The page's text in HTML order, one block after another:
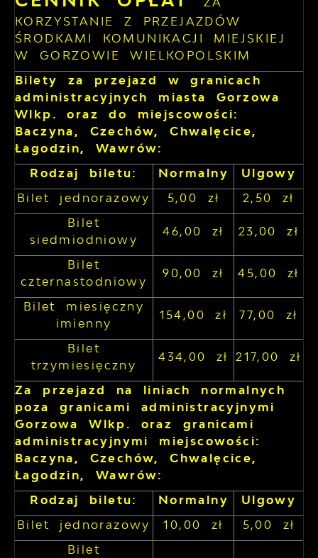
KORZYSTANIE Z PRZEJAZDÓW
ŚRODKAMI KOMUNIKACJI MIEJSKIEJ
W GORZOWIE WIELKOPOLSKIM
Bilety za przejazd w granicach
administracyjnych miasta Gorzowa
Wlkp. oraz do miejscowości:
Baczyna, Czechów, Chwalęcice,
Łagodzin, Wawrów:
Rodzaj biletu:
Normalny
Ulgowy
Bilet jednorazowy
5,00 zł
2,50 zł
Bilet
siedmiodniowy
46,00 zł 23,00 zł
Bilet
czternastodniowy
90,00 zł 45,00 zł
Bilet miesięczny
imienny
154,00 zł 77,00 zł
Bilet
trzymiesięczny
434,00 zł 217,00 zł
Za przejazd na liniach normalnych
poza granicami administracyjnymi
Gorzowa Wlkp. oraz granicami
administracyjnymi miejscowości:
Baczyna, Czechów, Chwalęcice,
Łagodzin, Wawrów:
Rodzaj biletu:
Normalny
Ulgowy
Bilet jednorazowy
10,00 zł
5,00 zł
Bilet